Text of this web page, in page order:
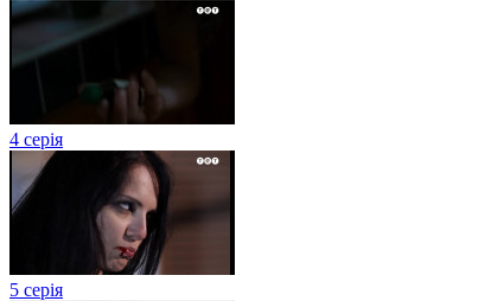
4 серія
5 серія